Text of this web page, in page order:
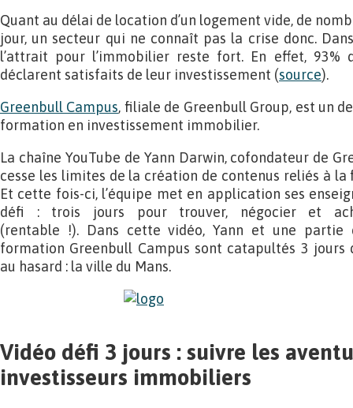
Quant au délai de location d’un logement vide, de
jour, un secteur qui ne connaît pas la crise donc.
l’attrait pour l’immobilier reste fort. En effet, 93%
déclarent satisfaits de leur investissement (source).
Greenbull Campus, filiale de Greenbull Group, est un
formation en investissement immobilier.
La chaîne YouTube de Yann Darwin, cofondateur de
cesse les limites de la création de contenus reliés à la
Et cette fois-ci, l’équipe met en application ses
défi : trois jours pour trouver, négocier et
(rentable !). Dans cette vidéo, Yann et une
formation Greenbull Campus sont catapultés 3 jours
au hasard : la ville du Mans.
Vidéo défi 3 jours : suivre les
investisseurs immobiliers